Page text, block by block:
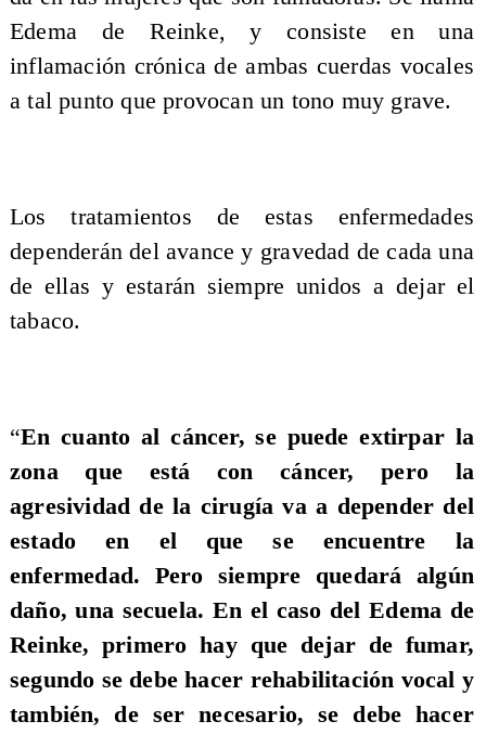
Edema de Reinke, y consiste en una
inflamación crónica de ambas cuerdas vocales
a tal punto que provocan un tono muy grave.
Los tratamientos de estas enfermedades
dependerán del avance y gravedad de cada una
de ellas y estarán siempre unidos a dejar el
tabaco.
“En cuanto al cáncer, se puede extirpar la
zona que está con cáncer, pero la
agresividad de la cirugía va a depender del
estado en el que se encuentre la
enfermedad. Pero siempre quedará algún
daño, una secuela. En el caso del Edema de
Reinke, primero hay que dejar de fumar,
segundo se debe hacer rehabilitación vocal y
también, de ser necesario, se debe hacer